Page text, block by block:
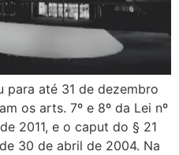
para até 31 de dezembro
os arts. 7º e 8º da Lei nº
2011, e o caput do § 21
30 de abril de 2004. Na